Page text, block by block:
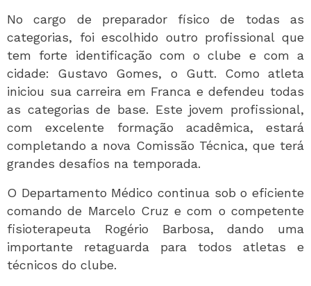
No cargo de preparador físico de todas as
categorias, foi escolhido outro profissional que
tem forte identificação com o clube e com a
cidade: Gustavo Gomes, o Gutt. Como atleta
iniciou sua carreira em Franca e defendeu todas
as categorias de base. Este jovem profissional,
com excelente formação acadêmica, estará
completando a nova Comissão Técnica, que terá
grandes desafios na temporada.
O Departamento Médico continua sob o eficiente
comando de Marcelo Cruz e com o competente
fisioterapeuta Rogério Barbosa, dando uma
importante retaguarda para todos atletas e
técnicos do clube.